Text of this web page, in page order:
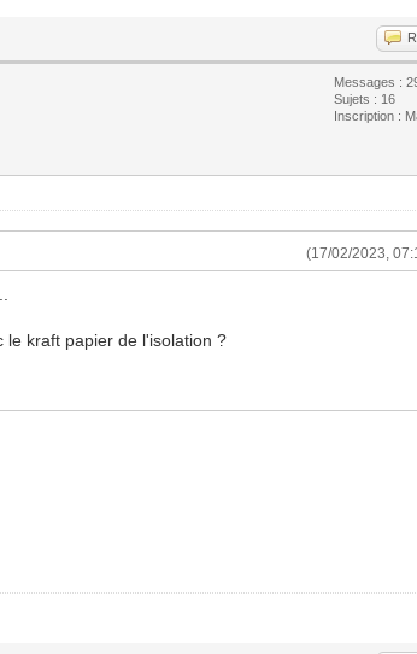
Messages :
Sujets : 16
Inscription :
(17/02/2023,
le kraft papier de l'isolation ?